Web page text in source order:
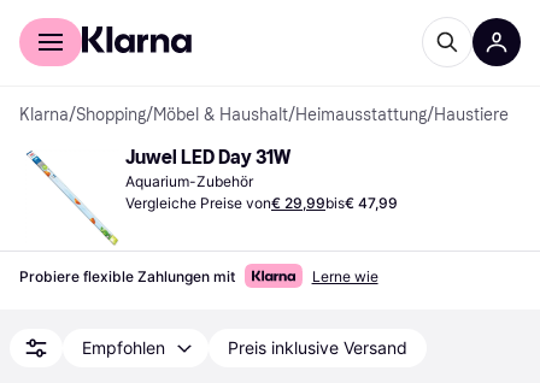
Für Shopper
Klarna/Shopping/Möbel & Haushalt/Heimausstattung/Haustiere
Juwel LED Day 31W
Aquarium-Zubehör
Vergleiche Preise von€ 29,99bis€ 47,99
Probiere flexible Zahlungen mit Lerne wie
Empfohlen Preis inklusive Versand